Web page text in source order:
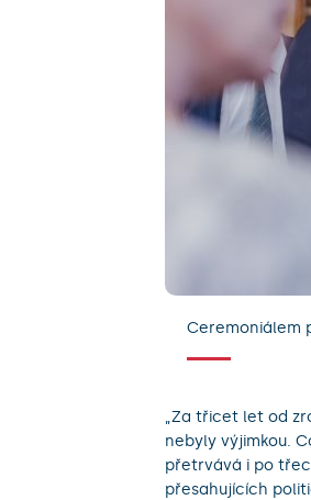
Ceremoniálem
„Za třicet let od
nebyly výjimkou.
přetrvává i po
přesahujících